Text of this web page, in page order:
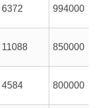
6372 994000
11088 850000
4584 800000